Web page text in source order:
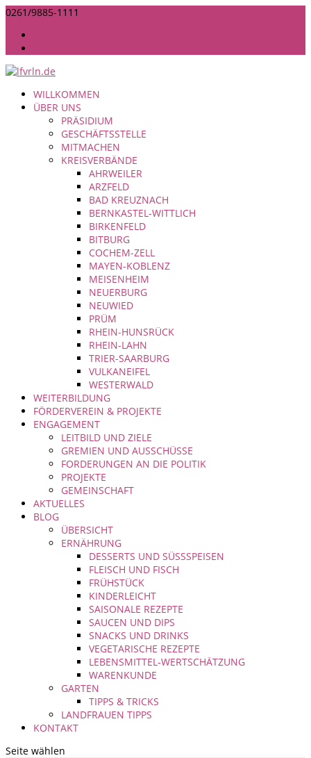
0261/9885-1111
WILLKOMMEN
ÜBER UNS
PRÄSIDIUM
GESCHÄFTSSTELLE
MITMACHEN
KREISVERBÄNDE
AHRWEILER
ARZFELD
BAD KREUZNACH
BERNKASTEL-WITTLICH
BIRKENFELD
BITBURG
COCHEM-ZELL
MAYEN-KOBLENZ
MEISENHEIM
NEUERBURG
NEUWIED
PRÜM
RHEIN-HUNSRÜCK
RHEIN-LAHN
TRIER-SAARBURG
VULKANEIFEL
WESTERWALD
WEITERBILDUNG
FÖRDERVEREIN & PROJEKTE
ENGAGEMENT
LEITBILD UND ZIELE
GREMIEN UND AUSSCHÜSSE
FORDERUNGEN AN DIE POLITIK
PROJEKTE
GEMEINSCHAFT
AKTUELLES
BLOG
ÜBERSICHT
ERNÄHRUNG
DESSERTS UND SÜSSSPEISEN
FLEISCH UND FISCH
FRÜHSTÜCK
KINDERLEICHT
SAISONALE REZEPTE
SAUCEN UND DIPS
SNACKS UND DRINKS
VEGETARISCHE REZEPTE
LEBENSMITTEL-WERTSCHÄTZUNG
WARENKUNDE
GARTEN
TIPPS & TRICKS
LANDFRAUEN TIPPS
KONTAKT
Seite wählen